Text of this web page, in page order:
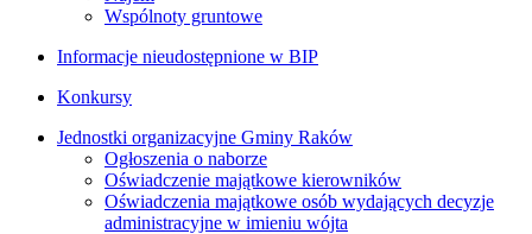
Wspólnoty gruntowe
Informacje nieudostępnione w BIP
Konkursy
Jednostki organizacyjne Gminy Raków
Ogłoszenia o naborze
Oświadczenie majątkowe kierowników
Oświadczenia majątkowe osób wydających decyzje
administracyjne w imieniu wójta